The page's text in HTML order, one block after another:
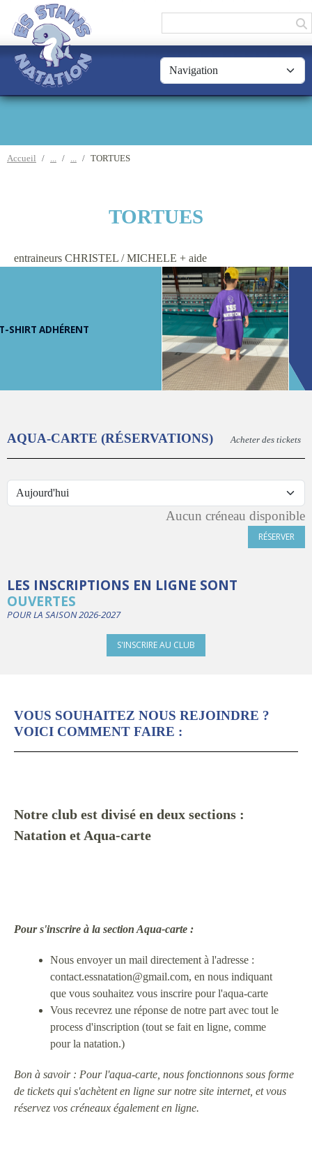
Accueil TORTUES
TORTUES
entraineurs CHRISTEL / MICHELE + aide
SHIRT ADHÉRENT
AQUA-CARTE (RÉSERVATIONS) Acheter des tickets
Aucun créneau disponible
RÉSERVER
LES INSCRIPTIONS EN LIGNE SONT
OUVERTES
POUR LA SAISON 2026-2027
S'INSCRIRE AU CLUB
VOUS SOUHAITEZ NOUS REJOINDRE ?
VOICI COMMENT FAIRE :
Notre club est divisé en deux sections :
Natation et Aqua-carte
Pour s'inscrire à la section Aqua-carte :
Nous envoyer un mail directement à l'adresse :
contact.essnatation@gmail.com, en nous indiquant
que vous souhaitez vous inscrire pour l'aqua-carte
Vous recevrez une réponse de notre part avec tout le
process d'inscription (tout se fait en ligne, comme
pour la natation.)
Bon à savoir : Pour l'aqua-carte, nous fonctionnons sous forme
de tickets qui s'achètent en ligne sur notre site internet, et vous
réservez vos créneaux également en ligne.
Panneau de gestion des cookies